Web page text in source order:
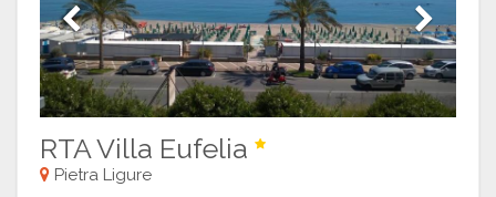
Previous Next
RTA Villa Eufelia
Pietra Ligure